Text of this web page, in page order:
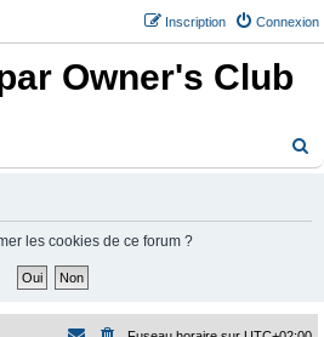
Connexion
Inscription
Owner's Club
les cookies de ce forum ?